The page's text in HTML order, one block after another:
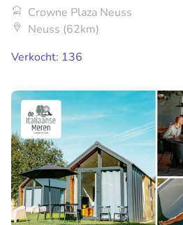
Crowne Plaza Neuss
Neuss (62km)
Verkocht: 136